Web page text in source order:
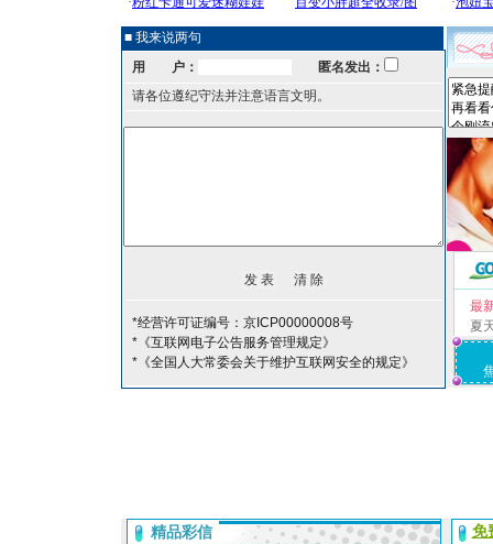
■ 我来说两句
用 户：
匿名发出：
请各位遵纪守法并注意语言文明。
*经营许可证编号：京ICP00000008号
*《互联网电子公告服务管理规定》
*《全国人大常委会关于维护互联网安全的规定》
最
夏